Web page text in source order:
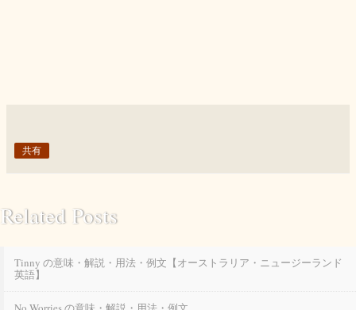
共有
Related Posts
Tinny の意味・解説・用法・例文【オーストラリア・ニュージーランド
英語】